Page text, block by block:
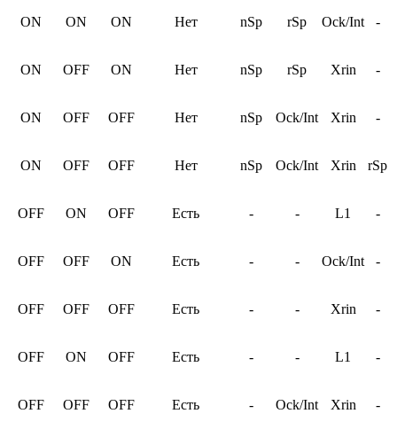
ON ON ON Нет nSp rSp Ock/Int -
ON OFF ON Нет nSp rSp Xrin -
ON OFF OFF Нет nSp Ock/Int Xrin -
ON OFF OFF Нет nSp Ock/Int Xrin rSp
OFF ON OFF Есть - - L1 -
OFF OFF ON Есть - - Ock/Int -
OFF OFF OFF Есть - - Xrin -
OFF ON OFF Есть - - L1 -
OFF OFF OFF Есть - Ock/Int Xrin -